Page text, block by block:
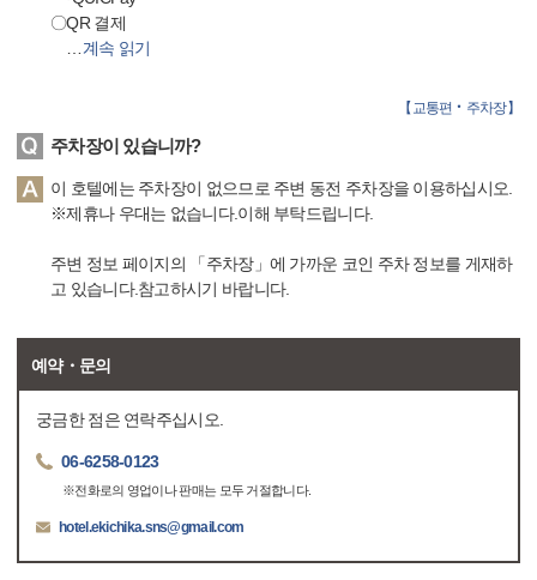
〇QR 결제
…계속 읽기
【 교통편‧주차장】
주차장이 있습니까?
이 호텔에는 주차장이 없으므로 주변 동전 주차장을 이용하십시오.
※제휴나 우대는 없습니다.이해 부탁드립니다.
주변 정보 페이지의 「주차장」에 가까운 코인 주차 정보를 게재하
고 있습니다.참고하시기 바랍니다.
예약・문의
궁금한 점은 연락주십시오.
06-6258-0123
※전화로의 영업이나 판매는 모두 거절합니다.
hotel.ekichika.sns@gmail.com